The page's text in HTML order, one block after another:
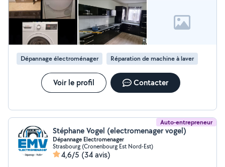
Dépannage électroménager Réparation de machine à laver
Voir le profil Contacter
Auto-entrepreneur
Stéphane Vogel (electromenager vogel)
Dépannage Electromenager
Strasbourg (Cronenbourg Est Nord-Est)
4,6/5 (34 avis)